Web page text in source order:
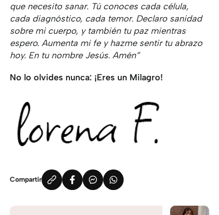
que necesito sanar. Tú conoces cada célula,
cada diagnóstico, cada temor. Declaro sanidad
sobre mi cuerpo, y también tu paz mientras
espero. Aumenta mi fe y hazme sentir tu abrazo
hoy. En tu nombre Jesús. Amén”
No lo olvides nunca: ¡Eres un Milagro!
Compartir